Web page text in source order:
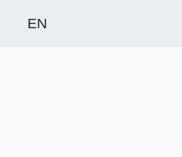
EN